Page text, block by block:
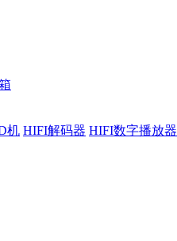
机 HIFI解码器 HIFI数字播放器